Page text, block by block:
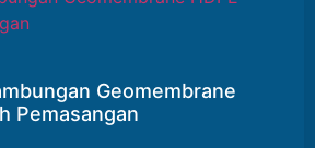
Geomembrane
Pemasangan